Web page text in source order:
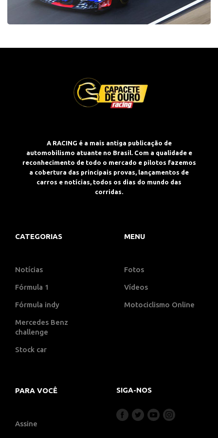
A RACING é a mais antiga publicação de
automobilismo atuante no Brasil. Com a qualidade e
reconhecimento de todo o mercado e pilotos fazemos
a cobertura das principais provas, lançamentos de
carros e notícias, todos os dias do mundo das
corridas.
CATEGORIAS
Notícias
Fórmula 1
Fórmula indy
Mercedes Benz
challenge
Stock car
MENU
Fotos
Vídeos
Motociclismo Online
PARA VOCÊ
Assine
SIGA-NOS